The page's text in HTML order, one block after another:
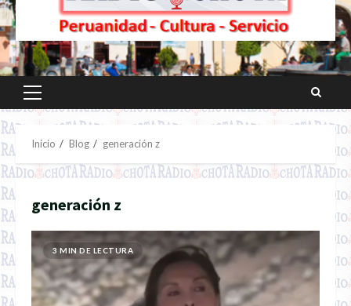
Menú
principal
Inicio Blog generación z
generación z
3 MIN DE LECTURA